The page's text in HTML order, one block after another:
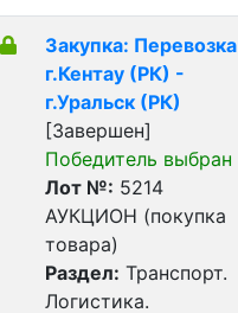
Закупка: Перевозка
г.Кентау (РК) -
г.Уральск (РК)
[Завершен]
Победитель выбран
Лот №: 5214
АУКЦИОН (покупка
товара)
Раздел: Транспорт.
Логистика.